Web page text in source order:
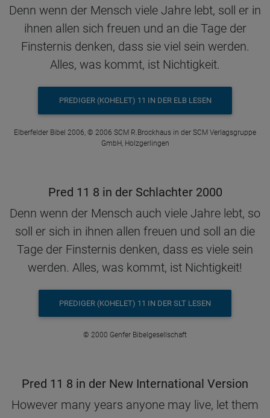
Denn wenn der Mensch viele Jahre lebt, soll er in
ihnen allen sich freuen und an die Tage der
Finsternis denken, dass sie viel sein werden.
Alles, was kommt, ist Nichtigkeit.
PREDIGER (KOHELET) 11 IN DER ELB LESEN
Elberfelder Bibel 2006, © 2006 SCM R.Brockhaus in der SCM Verlagsgruppe
GmbH, Holzgerlingen
Pred 11 8 in der Schlachter 2000
Denn wenn der Mensch auch viele Jahre lebt, so
soll er sich in ihnen allen freuen und soll an die
Tage der Finsternis denken, dass es viele sein
werden. Alles, was kommt, ist Nichtigkeit!
PREDIGER (KOHELET) 11 IN DER SLT LESEN
© 2000 Genfer Bibelgesellschaft
Pred 11 8 in der New International Version
However many years anyone may live, let them